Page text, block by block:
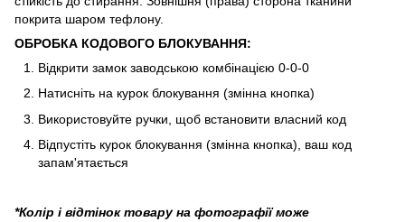
покрита шаром тефлону.
ОБРОБКА КОДОВОГО БЛОКУВАННЯ:
Відкрити замок заводською комбінацією 0-0-0
Натисніть на курок блокування (змінна кнопка)
Використовуйте ручки, щоб встановити власний код
Відпустіть курок блокування (змінна кнопка), ваш код
запам'ятається
*Колір і відтінок товару на фотографії може